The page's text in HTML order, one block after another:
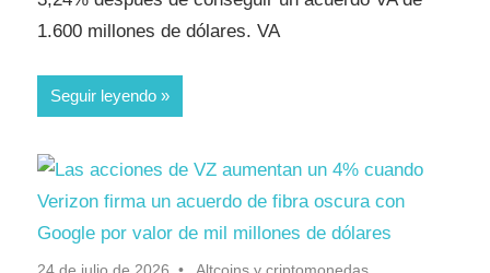
1.600 millones de dólares. VA
Seguir leyendo
24 de julio de 2026 Altcoins y criptomonedas